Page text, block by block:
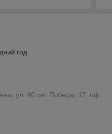
год
ул. 40 лет Победы, 17, оф.